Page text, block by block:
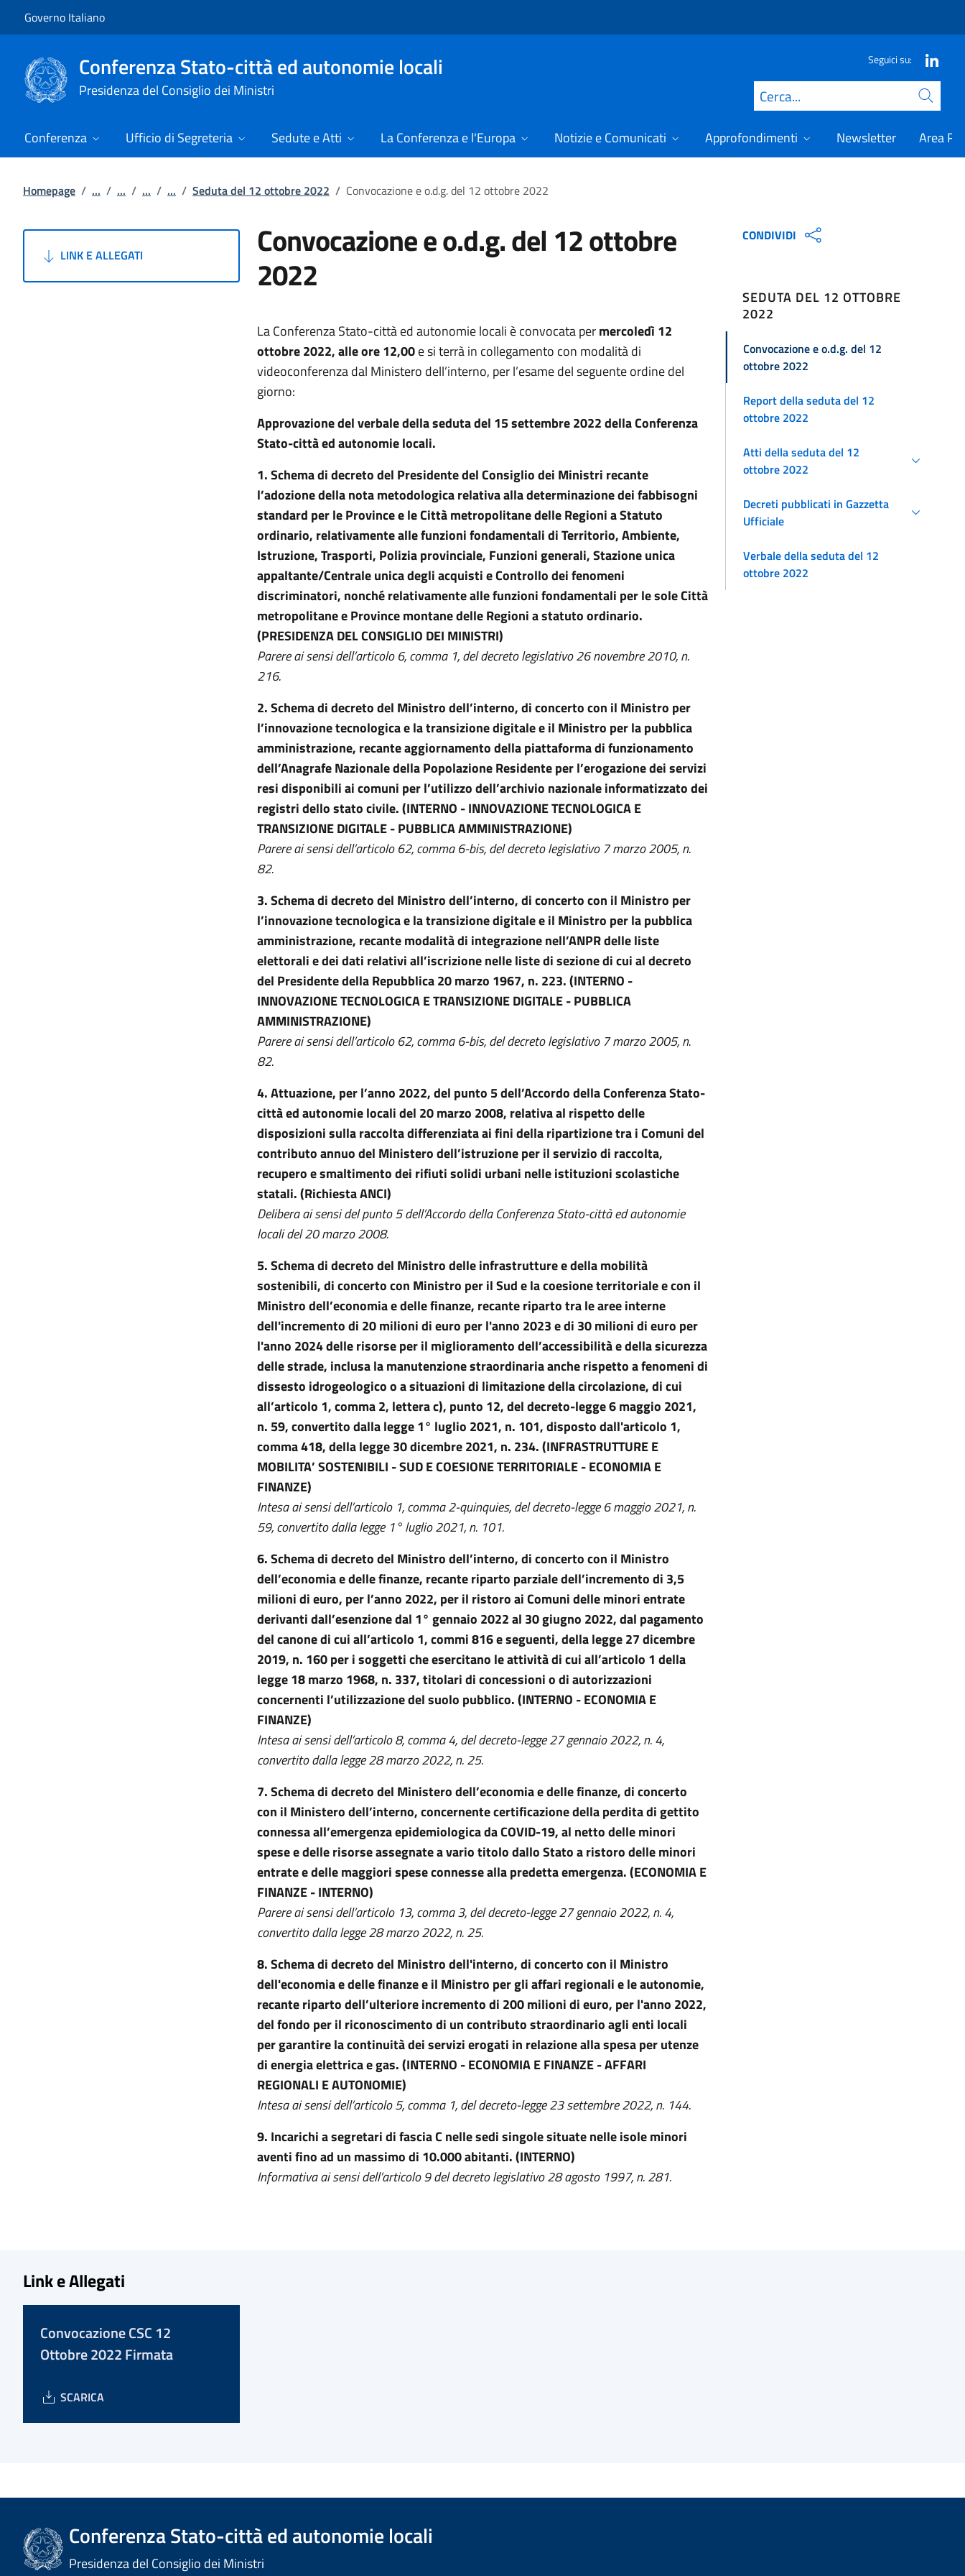
Governo Italiano
Conferenza Stato-città ed autonomie locali
Presidenza del Consiglio dei Ministri
Seguici su:
Cerca
Conferenza Ufficio di Segreteria Sedute e Atti La Conferenza e l'Europa Notizie e Comunicati Approfondimenti Newsletter Area
Homepage / ... / ... / ... / ... / Seduta del 12 ottobre 2022 / Convocazione e o.d.g. del 12 ottobre 2022
LINK E ALLEGATI Convocazione e o.d.g. del 12 ottobre
2022
La Conferenza Stato-città ed autonomie locali è convocata permercoledì 12
ottobre 2022, alle ore 12,00e si terrà in collegamento con modalità di
videoconferenza dal Ministero dell’interno, per l’esame del seguente ordine del
giorno:
Approvazione del verbale della seduta del 15 settembre 2022 della Conferenza
Stato-città ed autonomie locali.
1.Schema di decreto del Presidente del Consiglio dei Ministri recante
l’adozione della nota metodologica relativa alla determinazione dei fabbisogni
standard per le Province e le Città metropolitane delle Regioni a Statuto
ordinario, relativamente alle funzioni fondamentali di Territorio, Ambiente,
Istruzione, Trasporti, Polizia provinciale, Funzioni generali, Stazione unica
appaltante/Centrale unica degli acquisti e Controllo dei fenomeni
discriminatori, nonché relativamente alle funzioni fondamentali per le sole Città
metropolitane e Province montane delle Regioni a statuto ordinario.
(PRESIDENZA DEL CONSIGLIO DEI MINISTRI)
Parere ai sensi dell’articolo 6, comma 1, del decreto legislativo 26 novembre 2010, n.
216.
2. Schema di decreto del Ministro dell’interno, di concerto con il Ministro per
l’innovazione tecnologica e la transizione digitale e il Ministro per la pubblica
amministrazione, recante aggiornamento della piattaforma di funzionamento
dell’Anagrafe Nazionale della Popolazione Residente per l’erogazione dei servizi
resi disponibili ai comuni per l’utilizzo dell’archivio nazionale informatizzato dei
registri dello stato civile. (INTERNO - INNOVAZIONE TECNOLOGICA E
TRANSIZIONE DIGITALE - PUBBLICA AMMINISTRAZIONE)
Parere ai sensi dell’articolo 62, comma 6-bis, del decreto legislativo 7 marzo 2005, n.
82.
3.Schema di decreto del Ministro dell’interno, di concerto con il Ministro per
l’innovazione tecnologica e la transizione digitale e il Ministro per la pubblica
amministrazione, recante modalità di integrazione nell’ANPR delle liste
elettorali e dei dati relativi all’iscrizione nelle liste di sezione di cui al decreto
del Presidente della Repubblica 20 marzo 1967, n. 223.(INTERNO -
INNOVAZIONE TECNOLOGICA E TRANSIZIONE DIGITALE - PUBBLICA
AMMINISTRAZIONE)
Parere ai sensi dell’articolo 62, comma 6-bis, del decreto legislativo 7 marzo 2005, n.
82.
4. Attuazione, per l’anno 2022, del punto 5 dell’Accordo della Conferenza Stato-
città ed autonomie locali del 20 marzo 2008, relativa al rispetto delle
disposizioni sulla raccolta differenziata ai fini della ripartizione tra i Comuni del
contributo annuo del Ministero dell’istruzione per il servizio di raccolta,
recupero e smaltimento dei rifiuti solidi urbani nelle istituzioni scolastiche
statali. (Richiesta ANCI)
Delibera ai sensi del punto 5 dell’Accordo della Conferenza Stato-città ed autonomie
locali del 20 marzo 2008.
5.Schema di decreto del Ministro delle infrastrutture e della mobilità
sostenibili, di concerto con Ministro per il Sud e la coesione territoriale e con il
Ministro dell’economia e delle finanze, recante riparto tra le aree interne
dell'incremento di 20 milioni di euro per l'anno 2023 e di 30 milioni di euro per
l'anno 2024 delle risorse per il miglioramento dell’accessibilità e della sicurezza
delle strade, inclusa la manutenzione straordinaria anche rispetto a fenomeni di
dissesto idrogeologico o a situazioni di limitazione della circolazione, di cui
all’articolo 1, comma 2, lettera c), punto 12, del decreto-legge 6 maggio 2021,
n. 59, convertito dalla legge 1° luglio 2021, n. 101, disposto dall'articolo 1,
comma 418, della legge 30 dicembre 2021, n. 234. (INFRASTRUTTURE E
MOBILITA’ SOSTENIBILI - SUD E COESIONE TERRITORIALE - ECONOMIA E
FINANZE)
Intesa ai sensi dell’articolo 1, comma 2-quinquies, del decreto-legge 6 maggio 2021, n.
59, convertito dalla legge 1° luglio 2021, n. 101.
6.Schema di decreto del Ministro dell’interno, di concerto con il Ministro
dell’economia e delle finanze, recante riparto parziale dell’incremento di 3,5
milioni di euro, per l’anno 2022, per il ristoro ai Comuni delle minori entrate
derivanti dall’esenzione dal 1° gennaio 2022 al 30 giugno 2022, dal pagamento
del canone di cui all’articolo 1, commi 816 e seguenti, della legge 27 dicembre
2019, n. 160 per i soggetti che esercitano le attività di cui all’articolo 1 della
legge 18 marzo 1968, n. 337, titolari di concessioni o di autorizzazioni
concernenti l’utilizzazione del suolo pubblico. (INTERNO - ECONOMIA E
FINANZE)
Intesa ai sensi dell’articolo 8, comma 4, del decreto-legge 27 gennaio 2022, n. 4,
convertito dalla legge 28 marzo 2022, n. 25.
7.Schema di decreto del Ministero dell’economia e delle finanze, di concerto
con il Ministero dell’interno, concernente certificazione della perdita di gettito
connessa all’emergenza epidemiologica da COVID-19, al netto delle minori
spese e delle risorse assegnate a vario titolo dallo Stato a ristoro delle minori
entrate e delle maggiori spese connesse alla predetta emergenza. (ECONOMIA E
FINANZE - INTERNO)
Parere ai sensi dell’articolo 13, comma 3, del decreto-legge 27 gennaio 2022, n. 4,
convertito dalla legge 28 marzo 2022, n. 25.
8. Schema di decreto del Ministro dell'interno, di concerto con il Ministro
dell'economia e delle finanze e il Ministro per gli affari regionali e le autonomie,
recante riparto dell’ulteriore incremento di 200 milioni di euro, per l'anno 2022,
del fondo per il riconoscimento di un contributo straordinario agli enti locali
per garantire la continuità dei servizi erogati in relazione alla spesa per utenze
di energia elettrica e gas. (INTERNO - ECONOMIA E FINANZE - AFFARI
REGIONALI E AUTONOMIE)
Intesa ai sensi dell’articolo 5, comma 1, del decreto-legge 23 settembre 2022, n. 144.
9. Incarichi a segretari di fascia C nelle sedi singole situate nelle isole minori
aventi fino ad un massimo di 10.000 abitanti. (INTERNO)
Informativa ai sensi dell’articolo 9 del decreto legislativo 28 agosto 1997, n. 281.
CONDIVIDI
SEDUTA DEL 12 OTTOBRE
2022
Convocazione e o.d.g. del 12
ottobre 2022
Report della seduta del 12
ottobre 2022
Atti della seduta del 12
ottobre 2022
Decreti pubblicati in Gazzetta
Ufficiale
Verbale della seduta del 12
ottobre 2022
Link e Allegati
Convocazione CSC 12
Ottobre 2022 Firmata
SCARICA
Conferenza Stato-città ed autonomie locali
Presidenza del Consiglio dei Ministri